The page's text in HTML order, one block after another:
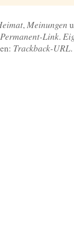
,Meinungen
Permanent-Link.
Trackback-URL.